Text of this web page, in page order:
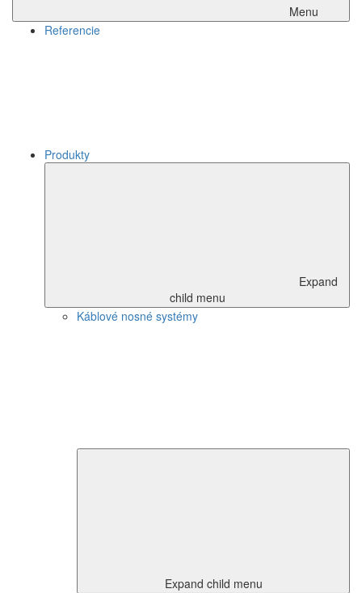
Menu
Referencie
Produkty
Expand
child menu
Káblové nosné systémy
Expand child menu